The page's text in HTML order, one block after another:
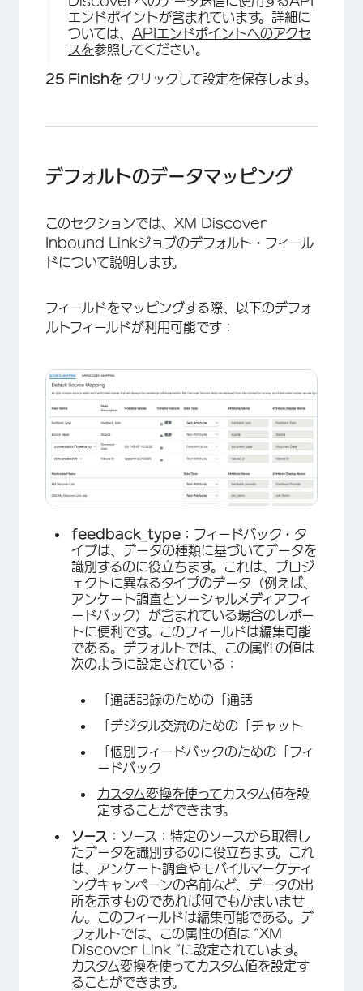
×
エンドポイントが含まれています。詳細に
ついては、 APIエンドポイントへのアクセ
スを参照してください。
Finishを クリックして設定を保存します。
デフォルトのデータマッピング
このセクションでは、XM Discover
Inbound Linkジョブのデフォルト・フィール
ドについて説明します。
フィールドをマッピングする際、以下のデフォ
ルトフィールドが利用可能です：
feedback_type： フィードバック・タ
イプは、データの種類に基づいてデータを
識別するのに役立ちます。これは、プロジ
ェクトに異なるタイプのデータ（例えば、
アンケート調査とソーシャルメディアフィ
ードバック）が含まれている場合のレポー
トに便利です。このフィールドは編集可能
である。デフォルトでは、この属性の値は
次のように設定されている：
「通話記録のための「通話
「デジタル交流のための「チャット
「個別フィードバックのための「フィ
ードバック
カスタム変換を使ってカスタム値を設
定することができます。
ソース ：ソース：特定のソースから取得し
たデータを識別するのに役立ちます。これ
は、アンケート調査やモバイルマーケティ
ングキャンペーンの名前など、データの出
所を示すものであれば何でもかまいませ
ん。このフィールドは編集可能である。デ
フォルトでは、この属性の値は “XM
Discover Link “に設定されています。
カスタム変換を使ってカスタム値を設定す
ることができます。